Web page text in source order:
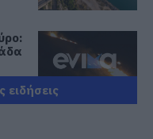
ειδήσεις